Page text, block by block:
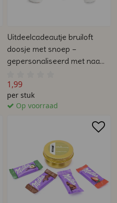
Uitdeelcadeautje bruiloft
doosje met snoep –
gepersonaliseerd met naam
1,99
per stuk
Op voorraad